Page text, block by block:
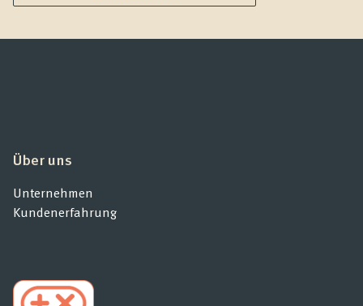
Über uns
Unternehmen
Kundenerfahrung